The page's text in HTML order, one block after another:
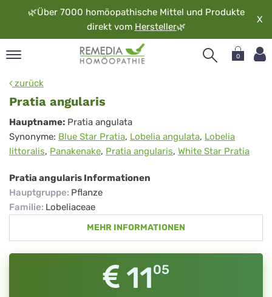
🌿Über 7000 homöopathische Mittel und Produkte
direkt vom Hersteller🌿
X
0
zurück
Pratia angularis
Pratia
angularis
Hauptname: Pratia angulata
Synonyme: Blue Star Pratia, Lobelia angulata, Lobelia
littoralis, Panakenake, Pratia angularis, White Star Pratia
Pratia angularis Informationen
Hauptgruppe: Pflanze
Familie: Lobeliaceae
MEHR INFORMATIONEN
1105